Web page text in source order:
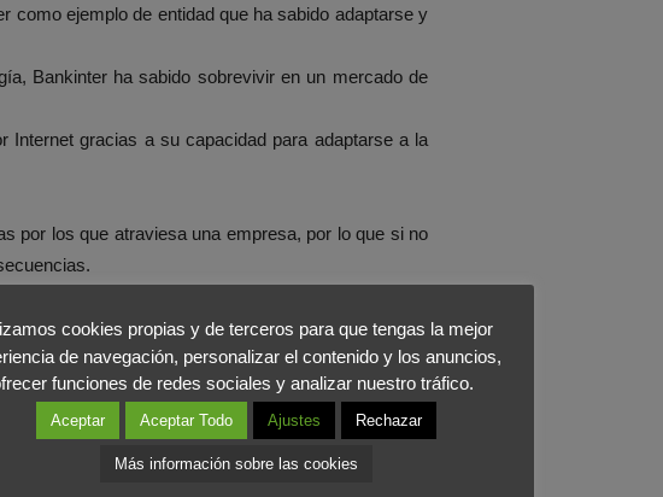
como ejemplo de entidad que ha sabido adaptarse y
Bankinter ha sabido sobrevivir en un mercado de
Internet gracias a su capacidad para adaptarse a la
por los que atraviesa una empresa, por lo que si no
Citibank decidió prescindir de su presidente,
basura en Estados Unidos. Confían en que
explica Miguel Costa, profesor del Instituto
cookies propias y de terceros para que tengas la mejor
de navegación, personalizar el contenido y los anuncios,
funciones de redes sociales y analizar nuestro tráfico.
Aceptar Aceptar Todo Ajustes Rechazar
Más información sobre las cookies